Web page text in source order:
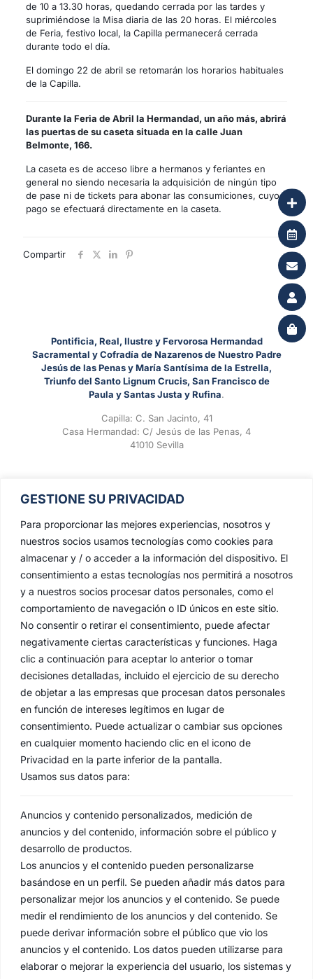
GESTIONE SU PRIVACIDAD
Para proporcionar las mejores experiencias, nosotros y
nuestros socios usamos tecnologías como cookies para
almacenar y / o acceder a la información del dispositivo. El
consentimiento a estas tecnologías nos permitirá a nosotros
y a nuestros socios procesar datos personales, como el
comportamiento de navegación o ID únicos en este sitio.
No consentir o retirar el consentimiento, puede afectar
negativamente ciertas características y funciones. Haga
clic a continuación para aceptar lo anterior o tomar
decisiones detalladas, incluido el ejercicio de su derecho
de objetar a las empresas que procesan datos personales
en función de intereses legítimos en lugar de
consentimiento. Puede actualizar o cambiar sus opciones
en cualquier momento haciendo clic en el icono de
Privacidad en la parte inferior de la pantalla.
Usamos sus datos para:
Anuncios y contenido personalizados, medición de
anuncios y del contenido, información sobre el público y
desarrollo de productos.
Los anuncios y el contenido pueden personalizarse
basándose en un perfil. Se pueden añadir más datos para
personalizar mejor los anuncios y el contenido. Se puede
medir el rendimiento de los anuncios y del contenido. Se
puede derivar información sobre el público que vio los
anuncios y el contenido. Los datos pueden utilizarse para
elaborar o mejorar la experiencia del usuario, los sistemas y
de 10 a 13.30 horas, quedando cerrada por las tardes y
suprimiéndose la Misa diaria de las 20 horas. El miércoles
de Feria, festivo local, la Capilla permanecerá cerrada
durante todo el día.
El domingo 22 de abril se retomarán los horarios habituales
de la Capilla.
Durante la Feria de Abril la Hermandad, un año más, abrirá
las puertas de su caseta situada en la calle Juan
Belmonte, 166.
La caseta es de acceso libre a hermanos y feriantes en
general no siendo necesaria la adquisición de ningún tipo
de pase ni de tickets para abonar las consumiciones, cuyo
pago se efectuará directamente en la caseta.
Compartir
Pontificia, Real, Ilustre y Fervorosa Hermandad
Sacramental y Cofradía de Nazarenos de Nuestro Padre
Jesús de las Penas y María Santísima de la Estrella,
Triunfo del Santo Lignum Crucis, San Francisco de
Paula y Santas Justa y Rufina.
Capilla: C. San Jacinto, 41
Casa Hermandad: C/ Jesús de las Penas, 4
41010 Sevilla